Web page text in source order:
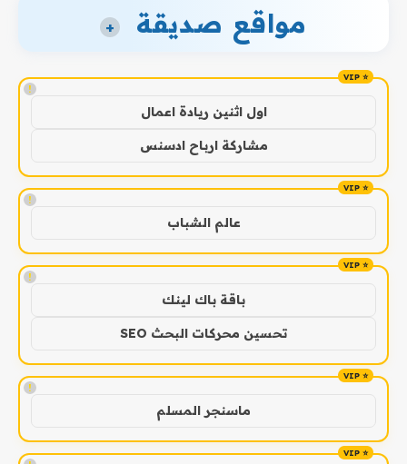
مواقع صديقة +
!
اول اثنين ريادة اعمال
مشاركة ارباح ادسنس
!
عالم الشباب
!
باقة باك لينك
تحسين محركات البحث SEO
!
ماسنجر المسلم